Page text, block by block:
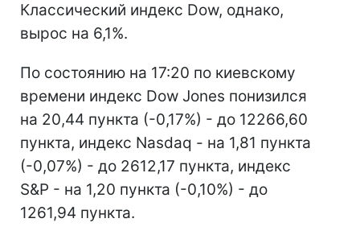
Классический индекс Dow, однако,
вырос на 6,1%.
По состоянию на 17:20 по киевскому
времени индекс Dow Jones понизился
на 20,44 пункта (-0,17%) - до 12266,60
пункта, индекс Nasdaq - на 1,81 пункта
(-0,07%) - до 2612,17 пункта, индекс
S&P - на 1,20 пункта (-0,10%) - до
1261,94 пункта.